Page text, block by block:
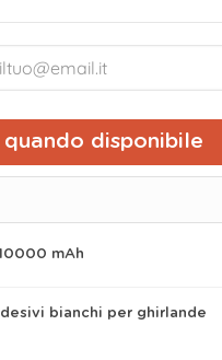
disponibile
mAh
bianchi per ghirlande